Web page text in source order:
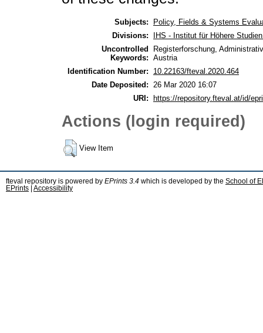
Subjects:
Policy, Fields & Systems
Divisions:
IHS - Institut für Höhere
Uncontrolled
Keywords:
Registerforschung,
Austria
Identification Number:
10.22163/fteval.2020.464
Date Deposited:
26 Mar 2020 16:07
URI: https://repository.fteval.at/id/
Actions (login required)
View Item
fteval repository is powered by EPrints 3.4 which is developed by the School of
EPrints
Accessibility